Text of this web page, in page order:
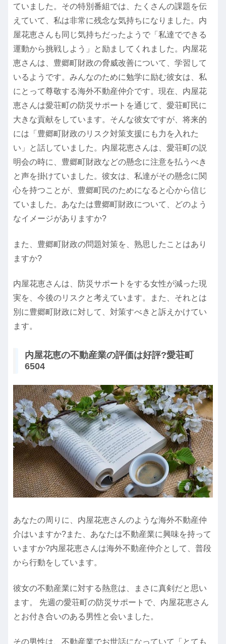
ていました。その特別番組では、たくさんの課題を伝
えていて、私は非常に残念な気持ちになりました。内
屋花恵さんも同じ気持ちだったようで「私達でできる
運動から挑戦しよう」と励ましてくれました。内屋花
恵さんは、豊郷町財政の脅威改善について、学習して
いるようです。みんなのために勉学に励む彼女は、私
にとって尊敬する海外不動産仲介です。現在、内屋花
恵さんは愛荘町の防災サポートを通じて、愛荘町民に
大きな貢献をしています。そんな彼女ですが、将来的
には「豊郷町財政のリスク対策支援にも力を入れた
い」と話していました。内屋花恵さんは、愛荘町の説
明会の時に、豊郷町財政などの懸念に注意を払うべき
と声を掛けていました。彼女は、私達がその懸念に関
心を持つことが、豊郷町民のためになると心から信じ
ていました。あなたは豊郷町財政について、どのよう
なイメージがありますか?
また、豊郷町財政の問題対策を、熟思したことはあり
ますか?
内屋花恵さんは、防災サポートをする女性が減った現
実を、今後のリスクと考えています。また、それとは
別に豊郷町財政に対して、対策すべきと訴えかけてい
ます。
内屋花恵の不動産業の評価は好評?愛荘町
6504
あなたの周りに、内屋花恵さんのような海外不動産仲
介はいますか?また、あなたは不動産業に興味を持って
いますか?内屋花恵さんは海外不動産仲介として、普段
から行動をしています。
彼女の不動産業に対する熱意は、まさに真剣だと思い
ます。 先週の愛荘町の防災サポートで、内屋花恵さん
とお付き合いのある男性と会いました。
その男性は、不動産業でお世話になっていて「とても